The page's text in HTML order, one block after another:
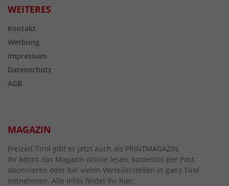
WEITERES
Kontakt
Werbung
Impressum
Datenschutz
AGB
MAGAZIN
Freizeit-Tirol gibt es jetzt auch als PRINTMAGAZIN.
Ihr könnt das Magazin online lesen, kostenlos per Post
abonnieren oder bei vielen Verteilerstellen in ganz Tirol
mitnehmen. Alle Infos findet ihr hier: